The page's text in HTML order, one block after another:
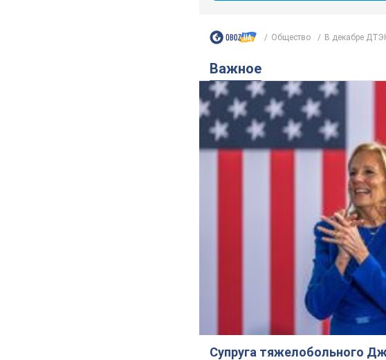
Общество В декабре
Важное
Супруга тяжелобольного